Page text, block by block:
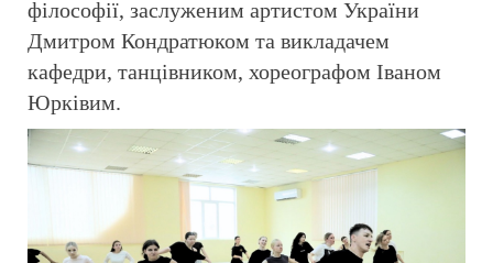
філософії, заслуженим артистом України
Дмитром Кондратюком та викладачем
кафедри, танцівником, хореографом Іваном
Юрківим.